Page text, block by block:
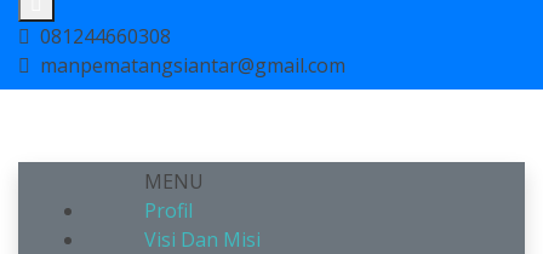
081244660308
manpematangsiantar@gmail.com
MENU
Profil
Visi Dan Misi